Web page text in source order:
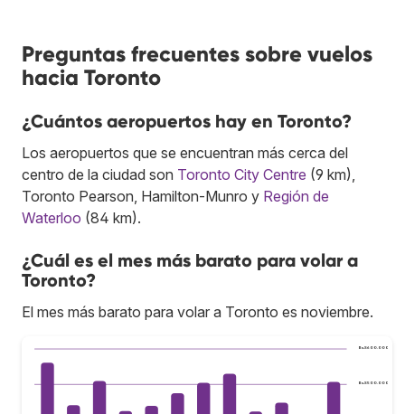
Preguntas frecuentes sobre vuelos
hacia Toronto
¿Cuántos aeropuertos hay en Toronto?
Los aeropuertos que se encuentran más cerca del
centro de la ciudad son Toronto City Centre (9 km),
Toronto Pearson, Hamilton-Munro y Región de
Waterloo (84 km).
¿Cuál es el mes más barato para volar a
Toronto?
El mes más barato para volar a Toronto es noviembre.
Bs.S500.000
Bs.S600.000